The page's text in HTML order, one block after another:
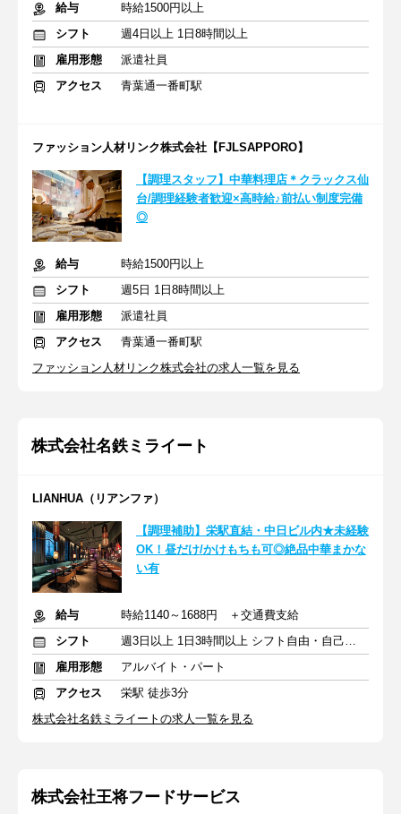
給与
時給1500円以上
シフト
週4日以上 1日8時間以上
雇用形態
派遣社員
アクセス
青葉通一番町駅
ファッション人材リンク株式会社【FJLSAPPORO】
【調理スタッフ】中華料理店＊クラックス仙
台/調理経験者歓迎×高時給♪前払い制度完備
◎
給与
時給1500円以上
シフト
週5日 1日8時間以上
雇用形態
派遣社員
アクセス
青葉通一番町駅
ファッション人材リンク株式会社の求人一覧を見る
株式会社名鉄ミライート
LIANHUA（リアンファ）
【調理補助】栄駅直結・中日ビル内★未経験
OK！昼だけ/かけもちも可◎絶品中華まかな
い有
給与
時給1140～1688円 ＋交通費支給
シフト
週3日以上 1日3時間以上 シフト自由・自己申告
雇用形態
アルバイト・パート
アクセス
栄駅 徒歩3分
株式会社名鉄ミライートの求人一覧を見る
株式会社王将フードサービス